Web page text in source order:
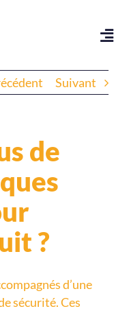
Suivant
de
?
d’une
sécurité. Ces